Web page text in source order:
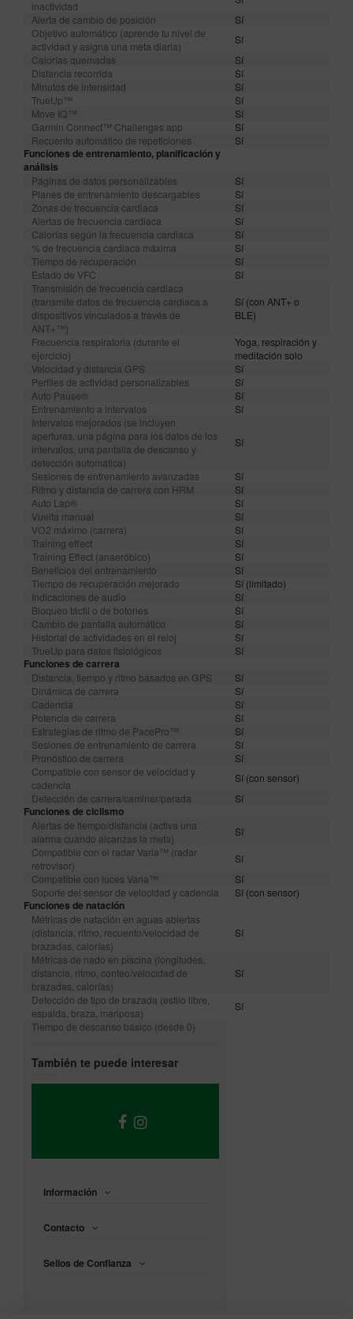
inactividad
Alerta de cambio de posición
Sí
Objetivo automático (aprende tu nivel de
actividad y asigna una meta diaria)
Sí
Calorías quemadas
Sí
Distancia recorrida
Sí
Minutos de intensidad
Sí
TrueUp™
Sí
Move IQ™
Sí
Garmin Connect™ Challenges app
Sí
Recuento automático de repeticiones
Sí
Funciones de entrenamiento, planificación y
análisis
Páginas de datos personalizables
Sí
Planes de entrenamiento descargables
Sí
Zonas de frecuencia cardiaca
Sí
Alertas de frecuencia cardiaca
Sí
Calorías según la frecuencia cardiaca
Sí
% de frecuencia cardiaca máxima
Sí
Tiempo de recuperación
Sí
Estado de VFC
Sí
Transmisión de frecuencia cardiaca
(transmite datos de frecuencia cardiaca a
dispositivos vinculados a través de
ANT+™)
Sí (con ANT+ o
BLE)
Frecuencia respiratoria (durante el
ejercicio)
Yoga, respiración y
meditación solo
Velocidad y distancia GPS
Sí
Perfiles de actividad personalizables
Sí
Auto Pause®
Sí
Entrenamiento a intervalos
Sí
Intervalos mejorados (se incluyen
aperturas, una página para los datos de los
intervalos, una pantalla de descanso y
detección automática)
Sí
Sesiones de entrenamiento avanzadas
Sí
Ritmo y distancia de carrera con HRM
Sí
Auto Lap®
Sí
Vuelta manual
Sí
VO2 máximo (carrera)
Sí
Training effect
Sí
Training Effect (anaeróbico)
Sí
Beneficios del entrenamiento
Sí
Tiempo de recuperación mejorado
Sí (limitado)
Indicaciones de audio
Sí
Bloqueo táctil o de botones
Sí
Cambio de pantalla automático
Sí
Historial de actividades en el reloj
Sí
TrueUp para datos fisiológicos
Sí
Funciones de carrera
Distancia, tiempo y ritmo basados en GPS
Sí
Dinámica de carrera
Sí
Cadencia
Sí
Potencia de carrera
Sí
Estrategias de ritmo de PacePro™
Sí
Sesiones de entrenamiento de carrera
Sí
Pronóstico de carrera
Sí
Compatible con sensor de velocidad y
cadencia
Sí (con sensor)
Detección de carrera/caminar/parada
Sí
Funciones de ciclismo
Alertas de tiempo/distancia (activa una
alarma cuando alcanzas la meta)
Sí
Compatible con el radar Varia™ (radar
retrovisor)
Sí
Compatible con luces Varia™
Sí
Soporte del sensor de velocidad y cadencia
Sí (con sensor)
Funciones de natación
Métricas de natación en aguas abiertas
(distancia, ritmo, recuento/velocidad de
brazadas, calorías)
Sí
Métricas de nado en piscina (longitudes,
distancia, ritmo, conteo/velocidad de
brazadas, calorías)
Sí
Detección de tipo de brazada (estilo libre,
espalda, braza, mariposa)
Sí
Tiempo de descanso básico (desde 0)
También te puede interesar
Información
Contacto
Sellos de Confianza